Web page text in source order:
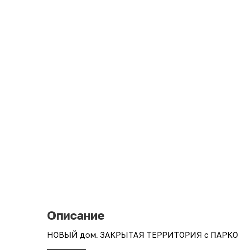
Описание
НОВЫЙ дом. ЗАКРЫТАЯ ТЕРРИТОРИЯ с